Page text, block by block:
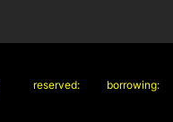
reserved: borrowing: